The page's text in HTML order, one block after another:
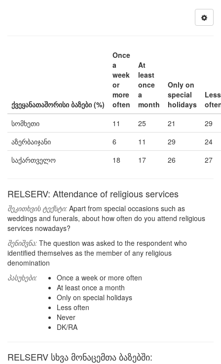
ქვეყანათაშორისი ბაზები (%)
Once
a
week
or
more
often
At
least
once
a
month
Only on
special
holidays
Less
სომხეთი
11 25 21
29
აზერბაიჯანი
6 11 29
24
საქართველო
18 17 26 27
RELSERV: Attendance of religious services
შეკითხვის ტექსტი: Apart from special occasions such as
weddings and funerals, about how often do you attend religious
services nowadays?
შენიშვნა: The question was asked to the respondent who
identified themselves as the member of any religious
denomination
პასუხები:
Once a week or more often
At least once a month
Only on special holidays
Less often
Never
DK/RA
RELSERV სხვა მონაცემთა ბაზებში: